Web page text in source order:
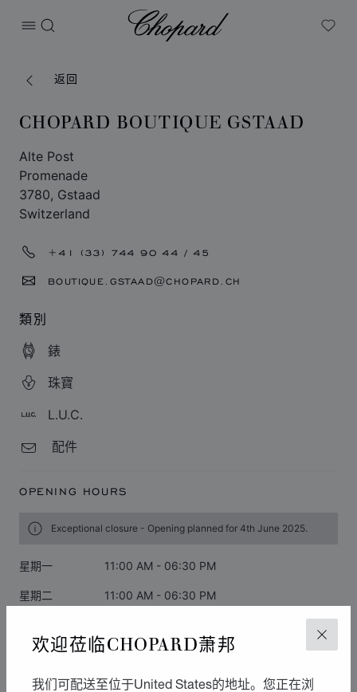
关闭
欢迎莅临CHOPARD萧邦
我们可配送至位于United States的地址。您正在浏
打开菜单
搜索
Chopard
My
返回
CHOPARD BOUTIQUE GSTAAD
Alte Post
Promenade
3780, Gstaad
Switzerland
+41 (33) 744 90 44 / 45
BOUTIQUE.GSTAAD@CHOPARD.CH
類別
錶
珠寶
L.U.C.
配件
OPENING HOURS
Exceptional closure - Opening planned for 4th June 2025.
星期一 11:00 AM - 06:30 PM
星期二 11:00 AM - 06:30 PM
星期四 11:00 AM - 06:30 PM
星期五 11:00 AM - 06:30 PM